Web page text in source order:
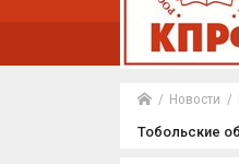
Новости
Тобольские